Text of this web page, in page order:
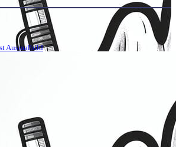
Ausmalbild>